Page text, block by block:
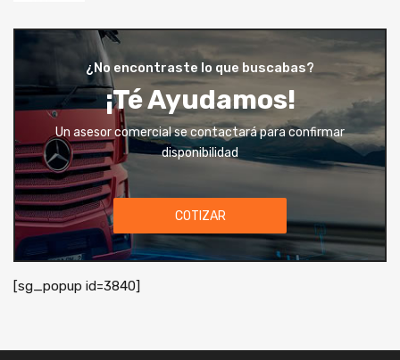
¿No encontraste lo que buscabas?
¡Té Ayudamos!
Un asesor comercial se contactará para confirmar
disponibilidad
COTIZAR
[sg_popup id=3840]